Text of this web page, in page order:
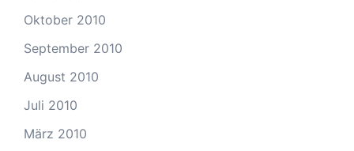
Oktober 2010
September 2010
August 2010
Juli 2010
März 2010